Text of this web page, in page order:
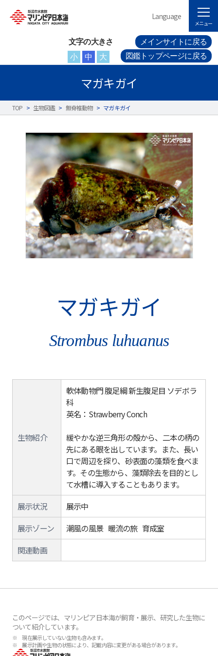
文字の大きさ
小
中 大
メインサイトに戻る
図鑑トップページに戻る
Language
メニュー
マガキガイ
TOP > 生物図鑑 > 無脊椎動物 > マガキガイ
マガキガイ
Strombus luhuanus
生物紹介
軟体動物門 腹足綱 新生腹足目 ソデボラ
科
英名：Strawberry Conch
緩やかな逆三角形の殻から、二本の柄の
先にある眼を出しています。また、長い
口で周辺を探り、砂表面の藻類を食べま
す。その生態から、藻類除去を目的とし
て水槽に導入することもあります。
展示状況
展示中
展示ゾーン
潮風の風景 暖流の旅 育成室
関連動画
このページでは、マリンピア日本海が飼育・展示、研究した生物に
ついて紹介しています。
※ 現在展示していない生物も含みます。
※ 展示計画や生物の状態により、記載内容に変更がある場合があります。